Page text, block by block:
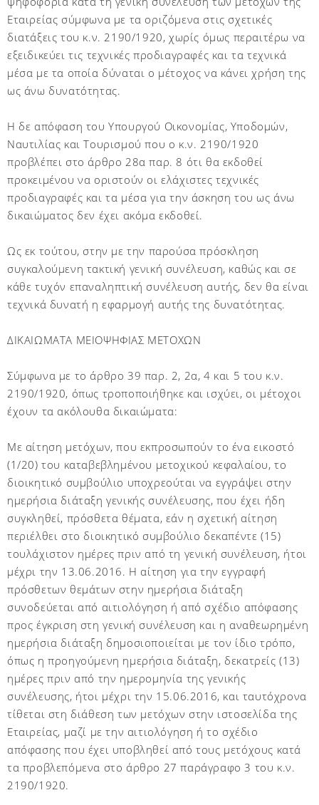
Εταιρείας σύμφωνα με τα οριζόμενα στις σχετικές
διατάξεις του κ.ν. 2190/1920, χωρίς όμως περαιτέρω να
εξειδικεύει τις τεχνικές προδιαγραφές και τα τεχνικά
μέσα με τα οποία δύναται ο μέτοχος να κάνει χρήση της
ως άνω δυνατότητας.
Η δε απόφαση του Υπουργού Οικονομίας, Υποδομών,
Ναυτιλίας και Τουρισμού που ο κ.ν. 2190/1920
προβλέπει στο άρθρο 28α παρ. 8 ότι θα εκδοθεί
προκειμένου να οριστούν οι ελάχιστες τεχνικές
προδιαγραφές και τα μέσα για την άσκηση του ως άνω
δικαιώματος δεν έχει ακόμα εκδοθεί.
Ως εκ τούτου, στην με την παρούσα πρόσκληση
συγκαλούμενη τακτική γενική συνέλευση, καθώς και σε
κάθε τυχόν επαναληπτική συνέλευση αυτής, δεν θα είναι
τεχνικά δυνατή η εφαρμογή αυτής της δυνατότητας.
ΔΙΚΑΙΩΜΑΤΑ ΜΕΙΟΨΗΦΙΑΣ ΜΕΤΟΧΩΝ
Σύμφωνα με το άρθρο 39 παρ. 2, 2α, 4 και 5 του κ.ν.
2190/1920, όπως τροποποιήθηκε και ισχύει, οι μέτοχοι
έχουν τα ακόλουθα δικαιώματα:
Με αίτηση μετόχων, που εκπροσωπούν το ένα εικοστό
(1/20) του καταβεβλημένου μετοχικού κεφαλαίου, το
διοικητικό συμβούλιο υποχρεούται να εγγράψει στην
ημερήσια διάταξη γενικής συνέλευσης, που έχει ήδη
συγκληθεί, πρόσθετα θέματα, εάν η σχετική αίτηση
περιέλθει στο διοικητικό συμβούλιο δεκαπέντε (15)
τουλάχιστον ημέρες πριν από τη γενική συνέλευση, ήτοι
μέχρι την 13.06.2016. Η αίτηση για την εγγραφή
πρόσθετων θεμάτων στην ημερήσια διάταξη
συνοδεύεται από αιτιολόγηση ή από σχέδιο απόφασης
προς έγκριση στη γενική συνέλευση και η αναθεωρημένη
ημερήσια διάταξη δημοσιοποιείται με τον ίδιο τρόπο,
όπως η προηγούμενη ημερήσια διάταξη, δεκατρείς (13)
ημέρες πριν από την ημερομηνία της γενικής
συνέλευσης, ήτοι μέχρι την 15.06.2016, και ταυτόχρονα
τίθεται στη διάθεση των μετόχων στην ιστοσελίδα της
Εταιρείας, μαζί με την αιτιολόγηση ή το σχέδιο
απόφασης που έχει υποβληθεί από τους μετόχους κατά
τα προβλεπόμενα στο άρθρο 27 παράγραφο 3 του κ.ν.
2190/1920.